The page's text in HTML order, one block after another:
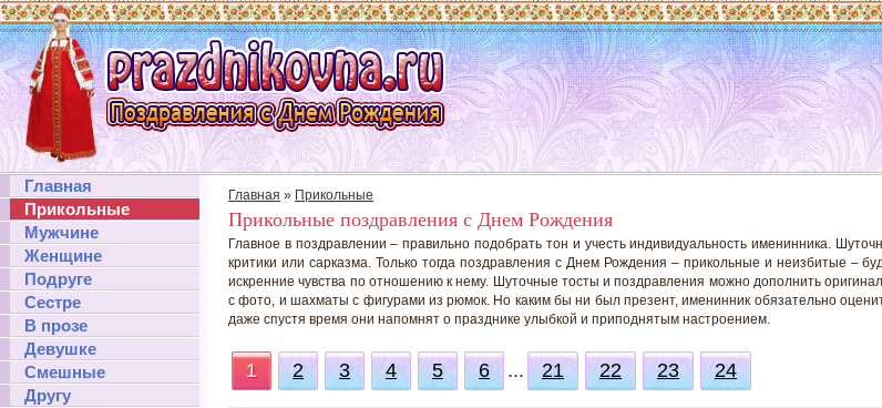
Главная
Прикольные
Мужчине
Женщине
Подруге
Сестре
В прозе
Девушке
Смешные
Другу
Главная » Прикольные
Прикольные поздравления с Днем Рождения
Главное в поздравлении – правильно подобрать тон и учесть индивидуальность именинника.
критики или сарказма. Только тогда поздравления с Днем Рождения – прикольные и неизбитые
искренние чувства по отношению к нему. Шуточные тосты и поздравления можно дополнить
с фото, и шахматы с фигурами из рюмок. Но каким бы ни был презент, именинник обязательно
даже спустя время они напомнят о празднике улыбкой и приподнятым настроением.
1 2 3 4 5 6 ... 21 22 23 24